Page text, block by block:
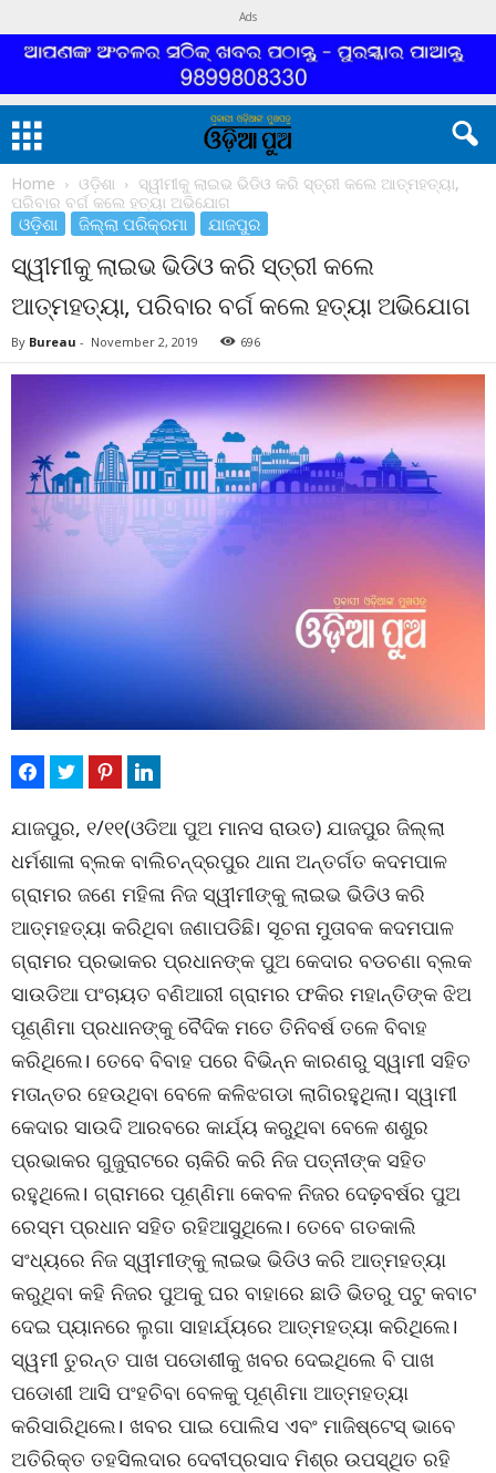
Ads
Home ଓଡ଼ିଶା
ସ୍ୱୀମୀକୁ ଲାଇଭ ଭିଡିଓ କରି ସ୍ତ୍ରୀ କଲେ ଆତ୍ମହତ୍ୟା,
ପରିବାର ବର୍ଗ କଲେ ହତ୍ୟା ଅଭିଯୋଗ
ଓଡ଼ିଶା ଜିଲ୍ଲା ପରିକ୍ରମା ଯାଜପୁର
ସ୍ୱୀମୀକୁ ଲାଇଭ ଭିଡିଓ କରି ସ୍ତ୍ରୀ କଲେ
ଆତ୍ମହତ୍ୟା, ପରିବାର ବର୍ଗ କଲେ ହତ୍ୟା ଅଭିଯୋଗ
By Bureau - November 2, 2019 696
ଯାଜପୁର, ୧/୧୧(ଓଡିଆ ପୁଅ ମାନସ ରାଉତ) ଯାଜପୁର ଜିଲ୍ଲା
ଧର୍ମଶାଳା ବ୍ଲକ ବାଲିଚନ୍ଦ୍ରପୁର ଥାନା ଅନ୍ତର୍ଗତ କଦମପାଳ
ଗ୍ରାମର ଜଣେ ମହିଳା ନିଜ ସ୍ୱୀମୀଙ୍କୁ ଲାଇଭ ଭିଡିଓ କରି
ଆତ୍ମହତ୍ୟା କରିଥିବା ଜଣାପଡିଛି। ସୂଚନା ମୁତାବକ କଦମପାଳ
ଗ୍ରାମର ପ୍ରଭାକର ପ୍ରଧାନଙ୍କ ପୁଅ କେଦାର ବଡଚଣା ବ୍ଲକ
ସାଉଡିଆ ପଂଚାୟତ ବଣିଆରୀ ଗ୍ରାମର ଫକିର ମହାନ୍ତିଙ୍କ ଝିଅ
ପୂଣ୍ଣିମା ପ୍ରଧାନଙ୍କୁ ବୈଦିକ ମତେ ତିନିବର୍ଷ ତଳେ ବିବାହ
କରିଥିଲେ। ତେବେ ବିବାହ ପରେ ବିଭିନ୍ନ କାରଣରୁ ସ୍ୱାମୀ ସହିତ
ମତାନ୍ତର ହେଉଥିବା ବେଳେ କଳିଝଗଡା ଲାଗିରହୁଥିଲା। ସ୍ୱାମୀ
କେଦାର ସାଉଦି ଆରବରେ କାର୍ଯ୍ୟ କରୁଥିବା ବେଳେ ଶଶୁର
ପ୍ରଭାକର ଗୁଜୁରାଟରେ ଚାକିରି କରି ନିଜ ପତ୍ନୀଙ୍କ ସହିତ
ରହୁଥିଲେ। ଗ୍ରାମରେ ପୂଣ୍ଣିମା କେବଳ ନିଜର ଦେଢ଼ବର୍ଷର ପୁଅ
ରେସ୍ମ ପ୍ରଧାନ ସହିତ ରହିଆସୁଥିଲେ। ତେବେ ଗତକାଲି
ସଂଧ୍ୟରେ ନିଜ ସ୍ୱୀମୀଙ୍କୁ ଲାଇଭ ଭିଡିଓ କରି ଆତ୍ମହତ୍ୟା
କରୁଥିବା କହି ନିଜର ପୁଅକୁ ଘର ବାହାରେ ଛାଡି ଭିତରୁ ପଟୁ କବାଟ
ଦେଇ ପ୍ୟାନରେ ଲୁଗା ସାହାର୍ଯ୍ୟରେ ଆତ୍ମହତ୍ୟା କରିଥିଲେ।
ସ୍ୱମୀ ତୁରନ୍ତ ପାଖ ପଡୋଶୀକୁ ଖବର ଦେଇଥିଲେ ବି ପାଖ
ପଡୋଶୀ ଆସି ପଂହଚିବା ବେଳକୁ ପୂଣ୍ଣିମା ଆତ୍ମହତ୍ୟା
କରିସାରିଥିଲେ। ଖବର ପାଇ ପୋଲିସ ଏବଂ ମାଜିଷ୍ଟେସ୍ ଭାବେ
ଅତିରିକ୍ତ ତହସିଲଦାର ଦେବୀପ୍ରସାଦ ମିଶ୍ର ଉପସ୍ଥିତ ରହି